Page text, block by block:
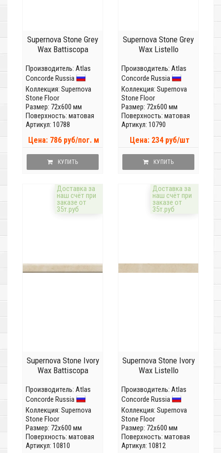
Supernova Stone Grey
Wax Battiscopa
Производитель: Atlas
Concorde Russia
Коллекция: Supernova
Stone Floor
Размер: 72x600 мм
Поверхность: матовая
Артикул: 10788
Цена: 786 руб/пог. м
КУПИТЬ
Supernova Stone Grey
Wax Listello
Производитель: Atlas
Concorde Russia
Коллекция: Supernova
Stone Floor
Размер: 72x600 мм
Поверхность: матовая
Артикул: 10790
Цена: 234 руб/шт
КУПИТЬ
Доставка за
наш счёт при
заказе от
35т.руб
Supernova Stone Ivory
Wax Battiscopa
Производитель: Atlas
Concorde Russia
Коллекция: Supernova
Stone Floor
Размер: 72x600 мм
Поверхность: матовая
Артикул: 10810
Доставка за
наш счёт при
заказе от
35т.руб
Supernova Stone Ivory
Wax Listello
Производитель: Atlas
Concorde Russia
Коллекция: Supernova
Stone Floor
Размер: 72x600 мм
Поверхность: матовая
Артикул: 10812